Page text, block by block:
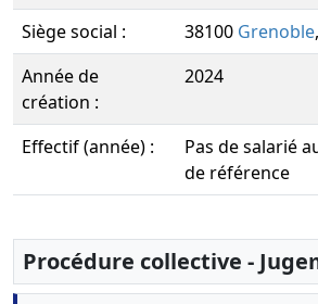
Siège social :
38100 Grenoble,
Année de
création :
2024
Effectif (année) :
Pas de salarié
de référence
Procédure collective -